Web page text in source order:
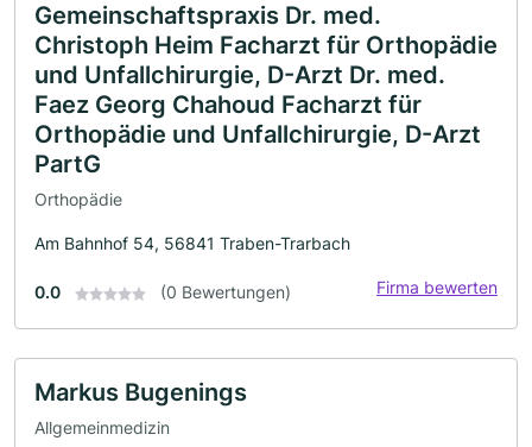
Gemeinschaftspraxis Dr. med.
Christoph Heim Facharzt für Orthopädie
und Unfallchirurgie, D-Arzt Dr. med.
Faez Georg Chahoud Facharzt für
Orthopädie und Unfallchirurgie, D-Arzt
PartG
Orthopädie
Am Bahnhof 54, 56841 Traben-Trarbach
0.0 (0 Bewertungen) Firma bewerten
Markus Bugenings
Allgemeinmedizin